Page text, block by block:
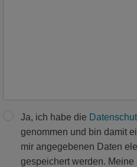
Ja, ich habe die
genommen und bin damit
mir angegebenen Daten
gespeichert werden.